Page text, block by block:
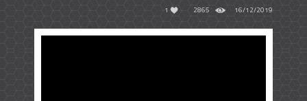
16/12/2019
2865
1